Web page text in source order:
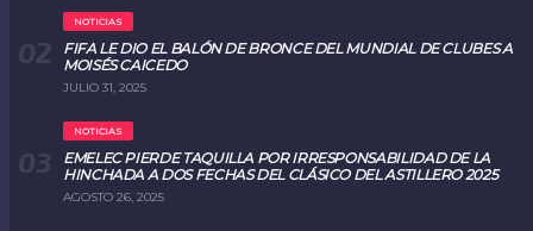
NOTICIAS
FIFA LE DIO EL BALÓN DE BRONCE DEL MUNDIAL DE CLUBES A
MOISÉS CAICEDO
JULIO 31, 2025
NOTICIAS
EMELEC PIERDE TAQUILLA POR IRRESPONSABILIDAD DE LA
HINCHADA A DOS FECHAS DEL CLÁSICO DEL ASTILLERO 2025
AGOSTO 26, 2025